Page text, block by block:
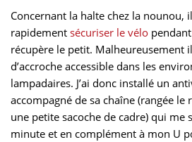
Concernant la halte chez la nounou,
rapidement sécuriser le vélo
récupère le petit. Malheureusement
d’accroche accessible dans les
lampadaires. J’ai donc installé un
accompagné de sa chaîne (rangée le
une petite sacoche de cadre) qui me
minute et en complément à mon U